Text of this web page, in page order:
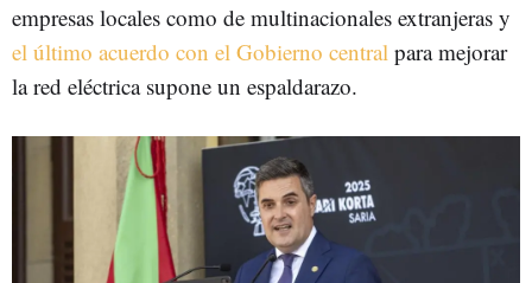
empresas locales como de multinacionales extranjeras y
el último acuerdo con el Gobierno central para mejorar
la red eléctrica supone un espaldarazo.